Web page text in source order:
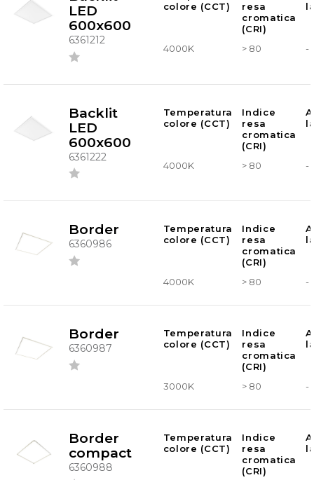
LED
600x600
6361212
colore (CCT)
resa
cromatica
(CRI)
4000K > 80 -
Backlit
LED
600x600
6361222
Temperatura
colore (CCT)
Indice
resa
cromatica
(CRI)
4000K > 80 -
Border
6360986
Temperatura
colore (CCT)
Indice
resa
cromatica
(CRI)
4000K > 80 -
Border
6360987
Temperatura
colore (CCT)
Indice
resa
cromatica
(CRI)
3000K > 80 -
Border
compact
6360988
Temperatura
colore (CCT)
Indice
resa
cromatica
(CRI)